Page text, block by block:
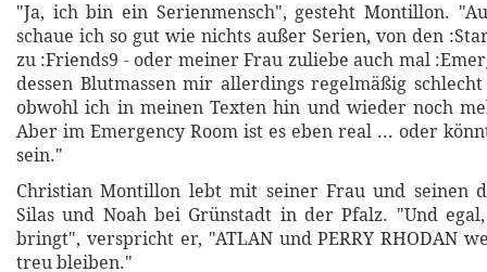
"Ja, ich bin ein Serienmensch", gesteht Montillon.
schaue ich so gut wie nichts außer Serien, von den
zu :Friends9 - oder meiner Frau zuliebe auch mal
dessen Blutmassen mir allerdings regelmäßig
obwohl ich in meinen Texten hin und wieder noch
Aber im Emergency Room ist es eben real ... oder
sein."
Christian Montillon lebt mit seiner Frau und seinen
Silas und Noah bei Grünstadt in der Pfalz. "Und
bringt", verspricht er, "ATLAN und PERRY RHODAN
treu bleiben."